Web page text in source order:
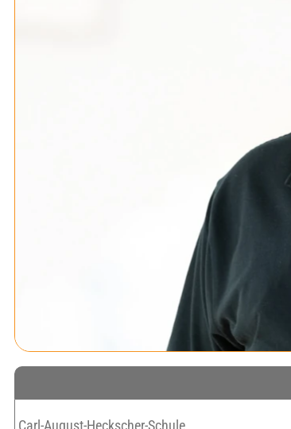
Carl-August-Heckscher-Schule